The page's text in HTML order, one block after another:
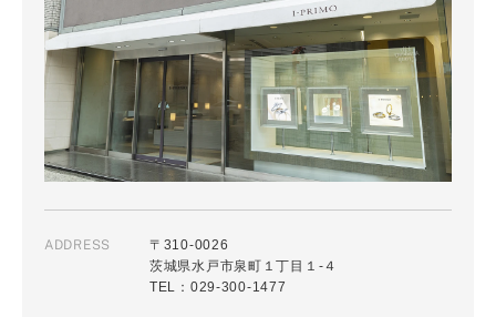
ADDRESS
〒310-0026
茨城県水戸市泉町１丁目１-４
TEL：029-300-1477